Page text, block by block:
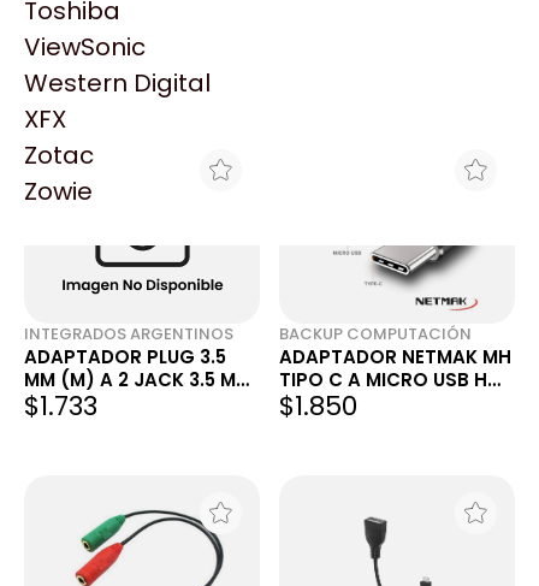
Toshiba
ViewSonic
Western Digital
XFX
Zotac
Zowie
NETMAK ADAPTADOR
AUDIO/MIC (NM-C50)
$1.060
INTEGRADOS ARGENTINOS
ADAPTADOR PLUG 3.5
MM (M) A 2 JACK 3.5 MM
(H) NM-C92
$1.733
BACKUP COMPUTACIÓN
ADAPTADOR NETMAK MH
TIPO C A MICRO USB H
NM-C103
$1.850